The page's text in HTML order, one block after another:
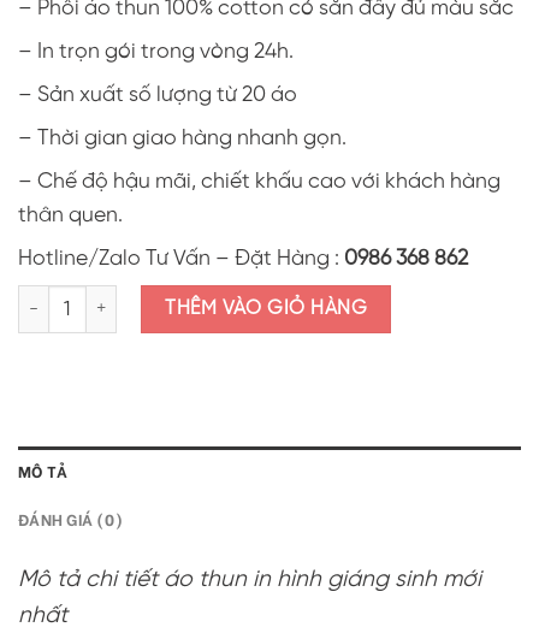
– Phôi áo thun 100% cotton có sẵn đầy đủ màu sắc
– In trọn gói trong vòng 24h.
– Sản xuất số lượng từ 20 áo
– Thời gian giao hàng nhanh gọn.
– Chế độ hậu mãi, chiết khấu cao với khách hàng
thân quen.
Hotline/Zalo Tư Vấn – Đặt Hàng : 0986 368 862
Áo thun in hình giáng sinh 2025 AIS13 số lượng
THÊM VÀO GIỎ HÀNG
MÔ TẢ
ĐÁNH GIÁ (0)
Mô tả chi tiết áo thun in hình giáng sinh mới
nhất